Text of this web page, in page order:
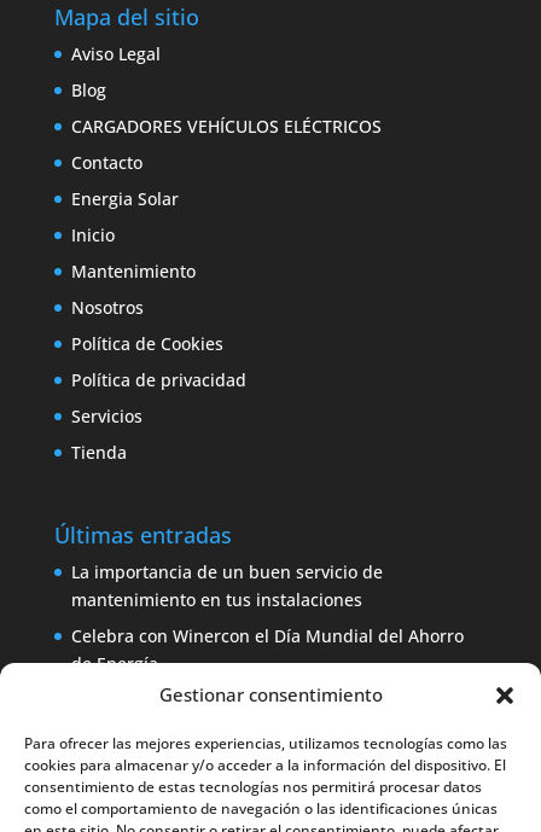
Gestionar consentimiento
Para ofrecer las mejores experiencias, utilizamos tecnologías como las
cookies para almacenar y/o acceder a la información del dispositivo. El
consentimiento de estas tecnologías nos permitirá procesar datos
como el comportamiento de navegación o las identificaciones únicas
Mapa del sitio
Aviso Legal
Blog
CARGADORES VEHÍCULOS ELÉCTRICOS
Contacto
Energia Solar
Inicio
Mantenimiento
Nosotros
Política de Cookies
Política de privacidad
Servicios
Tienda
Últimas entradas
La importancia de un buen servicio de
mantenimiento en tus instalaciones
Celebra con Winercon el Día Mundial del Ahorro
de Energía
Placa solar 330W 24V Amerisolar por sólo 137
iDialog: protege tus equipos con un SAI de fácil
instalación